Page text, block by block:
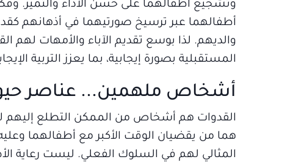
وتشجيع أطفالهما على حسن الأداء والتميز.
أطفالهما عبر ترسيخ صورتيهما في أذهانهم
والديهم. لذا بوسع تقديم الآباء والأمهات
المستقبلية بصورة إيجابية، بما يعزز التربية
أشخاص ملهمين... عناصر
القدوات هم أشخاص من الممكن التطلع إليهم
هما من يقضيان الوقت الأكبر مع أطفالهما وعليه
المثالي لهم في السلوك الفعلي. ليست رعاية